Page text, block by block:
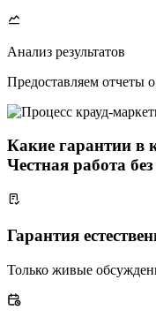
Анализ результатов
Предоставляем отчеты
Какие гарантии в
Честная работа
Гарантия
Только живые